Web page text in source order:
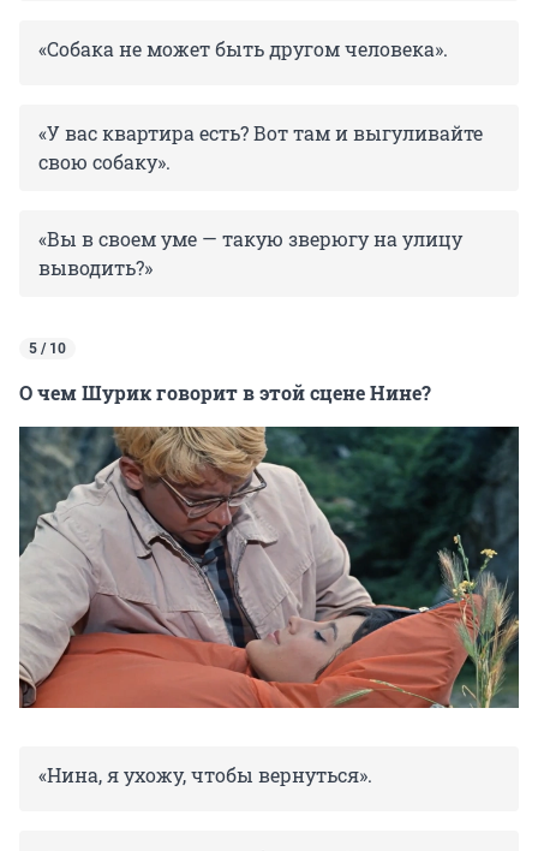
«Собака не может быть другом человека».
«У вас квартира есть? Вот там и выгуливайте
свою собаку».
«Вы в своем уме — такую зверюгу на улицу
выводить?»
5 / 10
О чем Шурик говорит в этой сцене Нине?
«Нина, я ухожу, чтобы вернуться».